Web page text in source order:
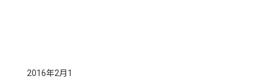
2016年2月1